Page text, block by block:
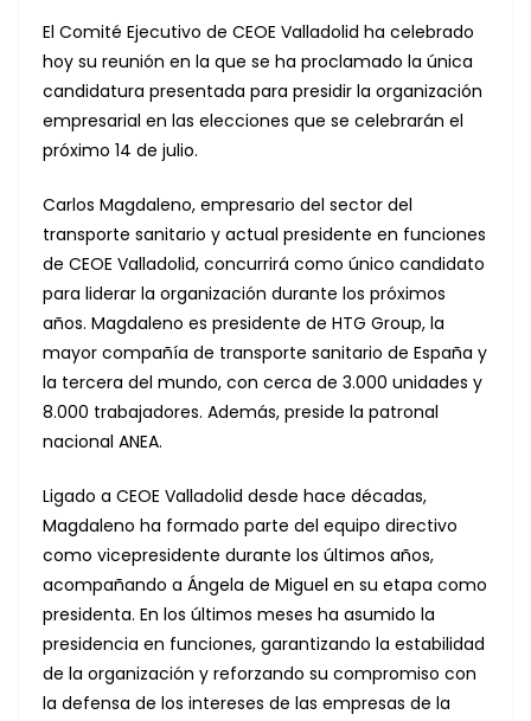
El Comité Ejecutivo de CEOE Valladolid ha celebrado
hoy su reunión en la que se ha proclamado la única
candidatura presentada para presidir la organización
empresarial en las elecciones que se celebrarán el
próximo 14 de julio.
Carlos Magdaleno, empresario del sector del
transporte sanitario y actual presidente en funciones
de CEOE Valladolid, concurrirá como único candidato
para liderar la organización durante los próximos
años. Magdaleno es presidente de HTG Group, la
mayor compañía de transporte sanitario de España y
la tercera del mundo, con cerca de 3.000 unidades y
8.000 trabajadores. Además, preside la patronal
nacional ANEA.
Ligado a CEOE Valladolid desde hace décadas,
Magdaleno ha formado parte del equipo directivo
como vicepresidente durante los últimos años,
acompañando a Ángela de Miguel en su etapa como
presidenta. En los últimos meses ha asumido la
presidencia en funciones, garantizando la estabilidad
de la organización y reforzando su compromiso con
la defensa de los intereses de las empresas de la